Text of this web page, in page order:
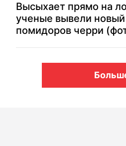
Высыхает прямо на
ученые вывели новый
помидоров черри